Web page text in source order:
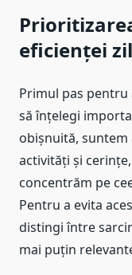
eficienței
Primul pas
să înțelegi
obișnuită, suntem
activități și
concentrăm pe
Pentru a evita
distingi între
mai puțin